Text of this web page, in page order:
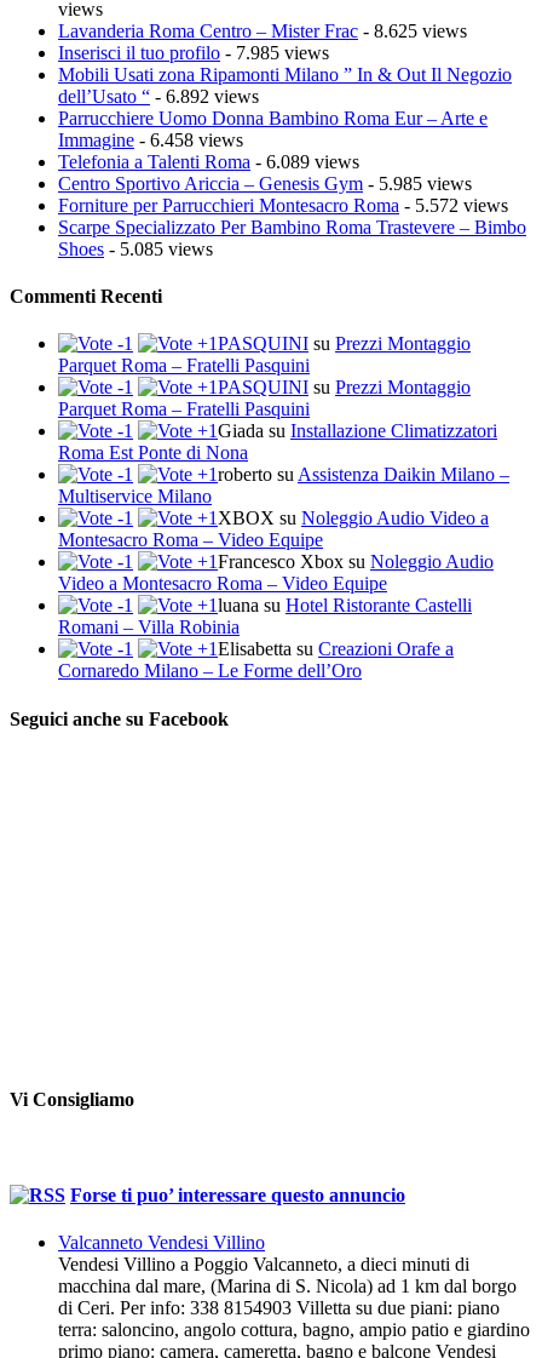
views
Lavanderia Roma Centro – Mister Frac - 8.625 views
Inserisci il tuo profilo - 7.985 views
Mobili Usati zona Ripamonti Milano ” In & Out Il Negozio
dell’Usato “ - 6.892 views
Parrucchiere Uomo Donna Bambino Roma Eur – Arte e
Immagine - 6.458 views
Telefonia a Talenti Roma - 6.089 views
Centro Sportivo Ariccia – Genesis Gym - 5.985 views
Forniture per Parrucchieri Montesacro Roma - 5.572 views
Scarpe Specializzato Per Bambino Roma Trastevere – Bimbo
Shoes - 5.085 views
Commenti Recenti
PASQUINI su Prezzi Montaggio
Parquet Roma – Fratelli Pasquini
PASQUINI su Prezzi Montaggio
Parquet Roma – Fratelli Pasquini
Giada su Installazione Climatizzatori
Roma Est Ponte di Nona
roberto su Assistenza Daikin Milano –
Multiservice Milano
XBOX su Noleggio Audio Video a
Montesacro Roma – Video Equipe
Francesco Xbox su Noleggio Audio
Video a Montesacro Roma – Video Equipe
luana su Hotel Ristorante Castelli
Romani – Villa Robinia
Elisabetta su Creazioni Orafe a
Cornaredo Milano – Le Forme dell’Oro
Seguici anche su Facebook
Vi Consigliamo
Forse ti puo’ interessare questo annuncio
Valcanneto Vendesi Villino
Vendesi Villino a Poggio Valcanneto, a dieci minuti di
macchina dal mare, (Marina di S. Nicola) ad 1 km dal borgo
di Ceri. Per info: 338 8154903 Villetta su due piani: piano
terra: saloncino, angolo cottura, bagno, ampio patio e giardino
primo piano: camera, cameretta, bagno e balcone Vendesi